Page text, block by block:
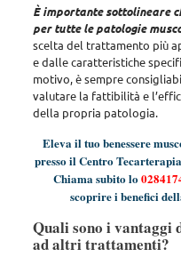
È importante sottolineare
per tutte le patologie
scelta del trattamento più
e dalle caratteristiche
motivo, è sempre
valutare la fattibilità e
della propria patologia.
Eleva il tuo benessere
presso il Centro
Chiama subito lo
scoprire i benefici
Quali sono i
ad altri trattamenti?